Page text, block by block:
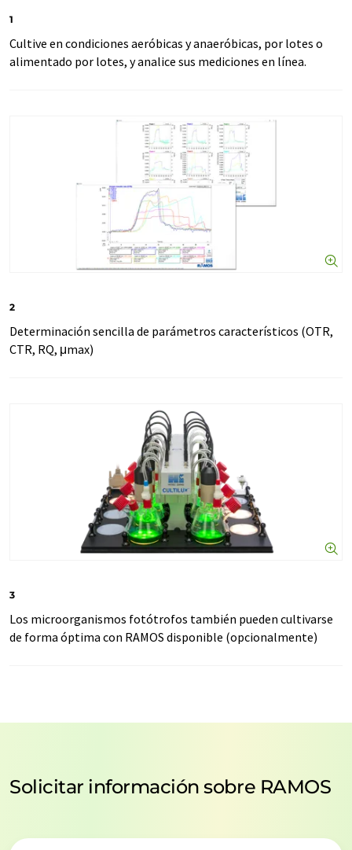
1
Cultive en condiciones aeróbicas y anaeróbicas, por lotes o
alimentado por lotes, y analice sus mediciones en línea.
2
Determinación sencilla de parámetros característicos (OTR,
CTR, RQ, μmax)
3
Los microorganismos fotótrofos también pueden cultivarse
de forma óptima con RAMOS disponible (opcionalmente)
Solicitar información sobre RAMOS